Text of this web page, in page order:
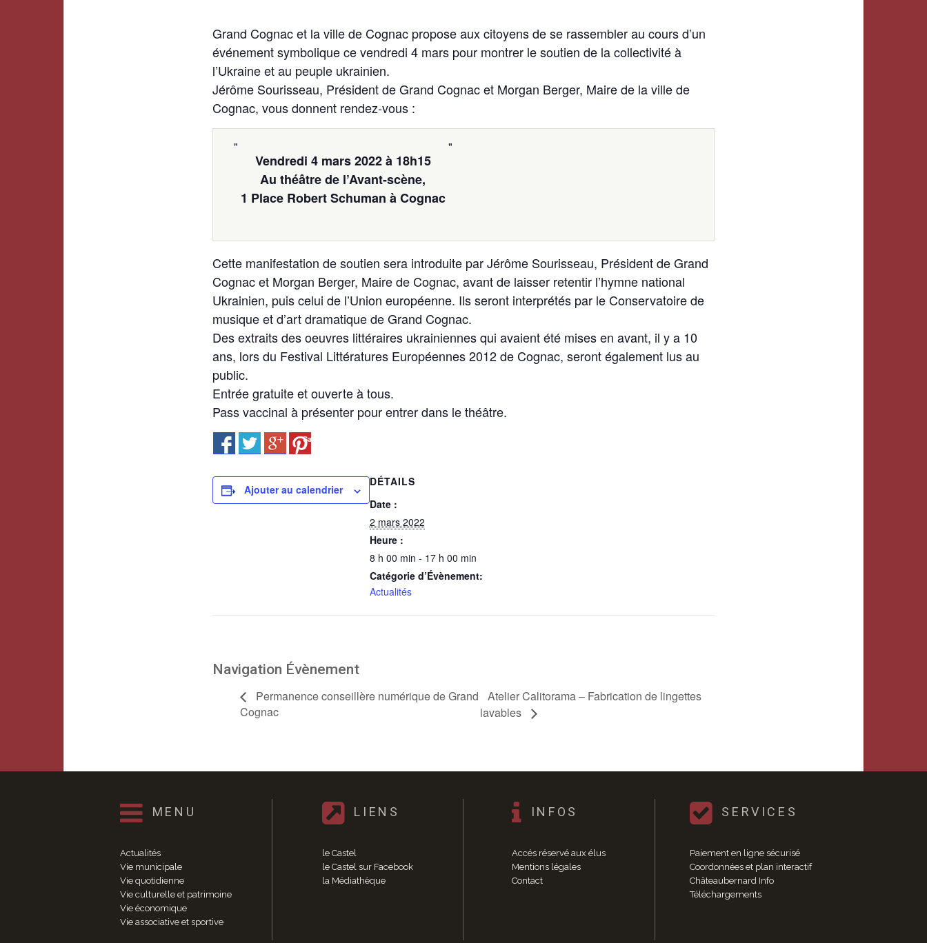
Grand Cognac et la ville de Cognac propose aux citoyens de se rassembler au cours d’un
événement symbolique ce vendredi 4 mars pour montrer le soutien de la collectivité à
l’Ukraine et au peuple ukrainien.
Jérôme Sourisseau, Président de Grand Cognac et Morgan Berger, Maire de la ville de
Cognac, vous donnent rendez-vous :
Vendredi 4 mars 2022 à 18h15
Au théâtre de l’Avant-scène,
1 Place Robert Schuman à Cognac
Cette manifestation de soutien sera introduite par Jérôme Sourisseau, Président de Grand
Cognac et Morgan Berger, Maire de Cognac, avant de laisser retentir l’hymne national
Ukrainien, puis celui de l’Union européenne. Ils seront interprétés par le Conservatoire de
musique et d’art dramatique de Grand Cognac.
Des extraits des oeuvres littéraires ukrainiennes qui avaient été mises en avant, il y a 10
ans, lors du Festival Littératures Européennes 2012 de Cognac, seront également lus au
public.
Entrée gratuite et ouverte à tous.
Pass vaccinal à présenter pour entrer dans le théâtre.
Save
Ajouter au calendrier
DÉTAILS
Date :
2 mars 2022
Heure :
8 h 00 min - 17 h 00 min
Catégorie d’Évènement:
Actualités
Navigation Évènement
Permanence conseillère numérique de Grand
Cognac
Atelier Calitorama – Fabrication de lingettes
lavables
MENU
Actualités
Vie municipale
Vie quotidienne
Vie culturelle et patrimoine
Vie économique
Vie associative et sportive
LIENS
le Castel
le Castel sur Facebook
la Médiathèque
INFOS
Accés réservé aux élus
Mentions légales
Contact
SERVICES
Paiement en ligne sécurisé
Coordonnées et plan interactif
Châteaubernard Info
Téléchargements